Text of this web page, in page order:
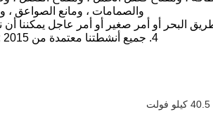
والصمامات ، ومانع الصواعق ، و CT PT ، ووحدة القياس.
4. جميع أنشطتنا معتمدة من ISO 14001: 2015 ومعيار IEC.